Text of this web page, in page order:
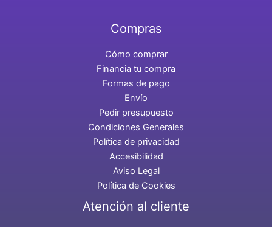
Compras
Cómo comprar
Financia tu compra
Formas de pago
Envío
Pedir presupuesto
Condiciones Generales
Política de privacidad
Accesibilidad
Aviso Legal
Política de Cookies
Atención al cliente